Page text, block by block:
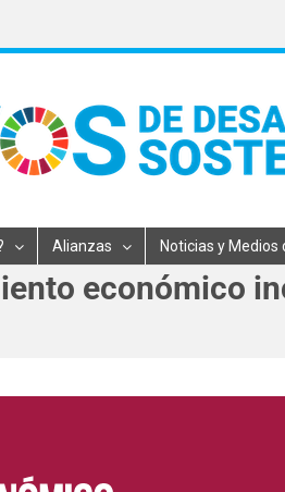
Alianzas Noticias y
económico